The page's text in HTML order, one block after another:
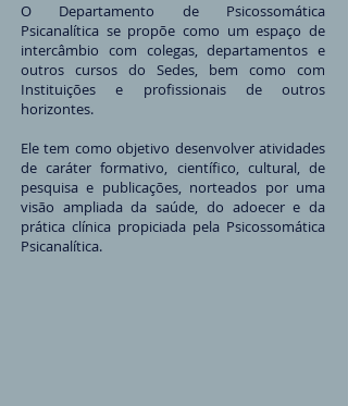
O Departamento de Psicossomática
Psicanalítica se propõe como um espaço de
intercâmbio com colegas, departamentos e
outros cursos do Sedes, bem como com
Instituições e profissionais de outros
horizontes.
Ele tem como objetivo desenvolver atividades
de caráter formativo, científico, cultural, de
pesquisa e publicações, norteados por uma
visão ampliada da saúde, do adoecer e da
prática clínica propiciada pela Psicossomática
Psicanalítica.